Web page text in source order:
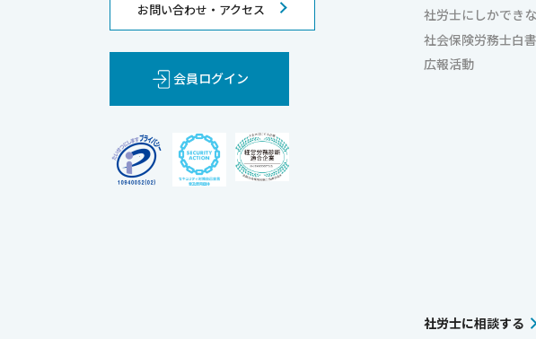
お問い合わせ・アクセス
会員ログイン
社労士にしかでき
社会保険労務士白書
広報活動
社労士に相談する